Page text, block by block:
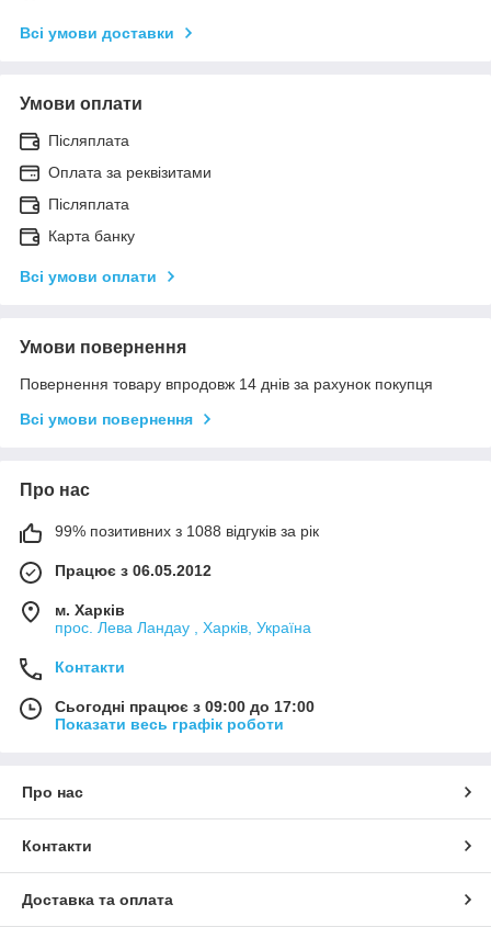
Всі умови доставки
Умови оплати
Післяплата
Оплата за реквізитами
Післяплата
Карта банку
Всі умови оплати
Умови повернення
Повернення товару впродовж 14 днів за рахунок покупця
Всі умови повернення
Про нас
99% позитивних з 1088 відгуків за рік
Працює з 06.05.2012
м. Харків
прос. Лева Ландау , Харків, Україна
Контакти
Сьогодні працює з 09:00 до 17:00
Показати весь графік роботи
Про нас
Контакти
Доставка та оплата